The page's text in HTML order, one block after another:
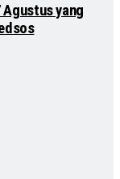
Agustus yang